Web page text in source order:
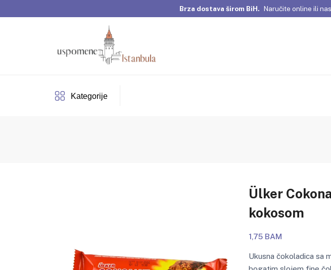
Brza dostava širom BiH. Naručite online ili
Dobrodošli u Uspomene Istanbula! Pažljivo
Kategorije
Ülker
kokosom
1,75 BAM
Ukusna čokoladica sa